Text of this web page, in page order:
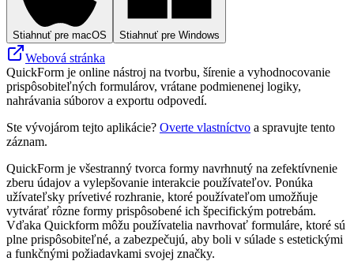
Stiahnuť pre macOS Stiahnuť pre Windows
Webová stránka
QuickForm je online nástroj na tvorbu, šírenie a vyhodnocovanie
prispôsobiteľných formulárov, vrátane podmienenej logiky,
nahrávania súborov a exportu odpovedí.
Ste vývojárom tejto aplikácie? Overte vlastníctvo a spravujte tento
záznam.
QuickForm je všestranný tvorca formy navrhnutý na zefektívnenie
zberu údajov a vylepšovanie interakcie používateľov. Ponúka
užívateľsky prívetivé rozhranie, ktoré používateľom umožňuje
vytvárať rôzne formy prispôsobené ich špecifickým potrebám.
Vďaka Quickform môžu používatelia navrhovať formuláre, ktoré sú
plne prispôsobiteľné, a zabezpečujú, aby boli v súlade s estetickými
a funkčnými požiadavkami svojej značky.